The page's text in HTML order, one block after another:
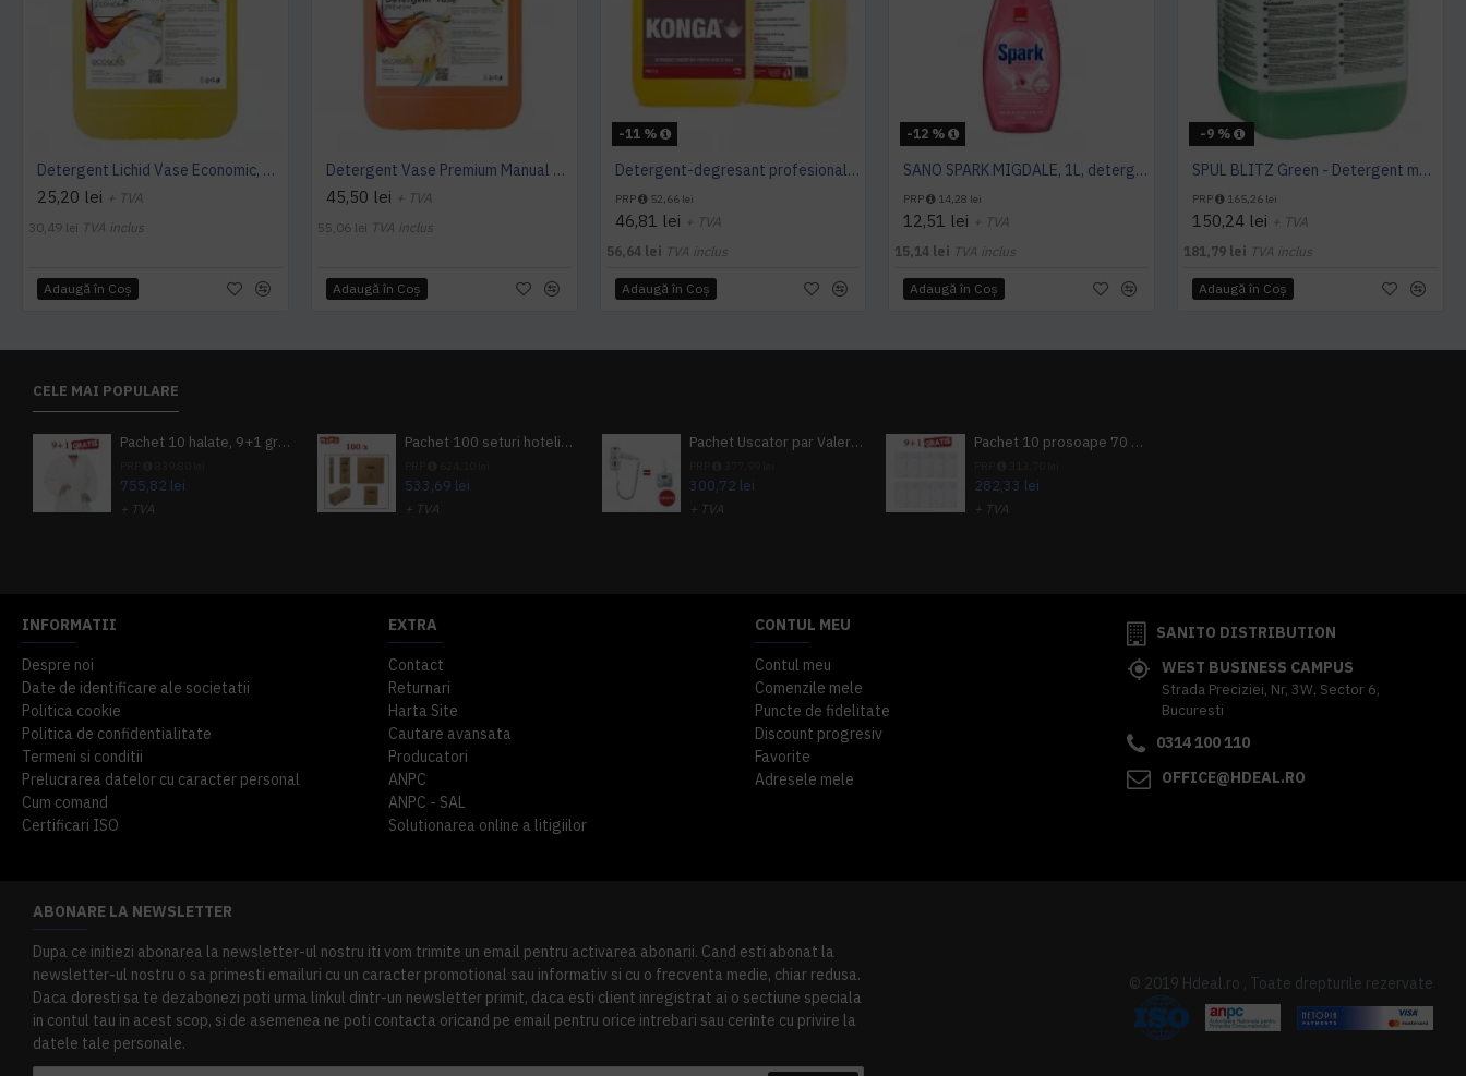
Detergent Lichid Vase Economic, Manual, 5L, AQAS
25,20 lei + TVA
30,49 lei TVA inclus
Adaugă în Coş
Detergent Vase Premium Manual 5L Canistra AQAS
45,50 lei + TVA
55,06 lei TVA inclus
Adaugă în Coş
-11 %
Detergent-degresant profesional pentru vase, 5 L, Konga Extra
PRP 52,66 lei
46,81 lei + TVA
56,64 lei TVA inclus
Adaugă în Coş
-12 %
SANO SPARK MIGDALE, 1L, detergent vase
PRP 14,28 lei
12,51 lei + TVA
15,14 lei TVA inclus
Adaugă în Coş
-9 %
SPUL BLITZ Green - Detergent manual pentru vase, 10 L, kiehl
PRP 165,26 lei
150,24 lei + TVA
181,79 lei TVA inclus
Adaugă în Coş
CELE MAI POPULARE
Pachet 10 halate, 9+1 gratuit
755,82 lei
+ TVA
Pachet 100 seturi hoteliere, set dentar, set barbierit, casca de dus, pila unghii, set cusut
533,69 lei
+ TVA
Pachet Uscator par Valera Action Super Plus + GRATUIT Sampon si gel de dus Tork
300,72 lei
+ TVA
Pachet 10 prosoape 70 x 140cm 9 + 1 gratuit
282,33 lei
+ TVA
INFORMATII
Despre noi
Date de identificare ale societatii
Politica cookie
Politica de confidentialitate
Termeni si conditii
Prelucrarea datelor cu caracter personal
Cum comand
Certificari ISO
EXTRA
Contact
Returnari
Harta Site
Cautare avansata
Producatori
ANPC
ANPC - SAL
Solutionarea online a litigiilor
CONTUL MEU
Contul meu
Comenzile mele
Puncte de fidelitate
Discount progresiv
Favorite
Adresele mele
SANITO DISTRIBUTION
WEST BUSINESS CAMPUS
Strada Preciziei, Nr, 3W, Sector 6,
Bucuresti
0314 100 110
OFFICE@HDEAL.RO
ABONARE LA NEWSLETTER
Dupa ce initiezi abonarea la newsletter-ul nostru iti vom trimite un email pentru activarea abonarii. Cand esti abonat la
newsletter-ul nostru o sa primesti emailuri cu un caracter promotional sau informativ si cu o frecventa medie, chiar redusa.
Daca doresti sa te dezabonezi poti urma linkul dintr-un newsletter primit, daca esti client inregistrat ai o sectiune speciala
in contul tau in acest scop, si de asemenea ne poti contacta oricand pe email pentru orice intrebari sau cerinte cu privire la
datele tale personale.
© 2019 Hdeal.ro , Toate drepturile rezervate